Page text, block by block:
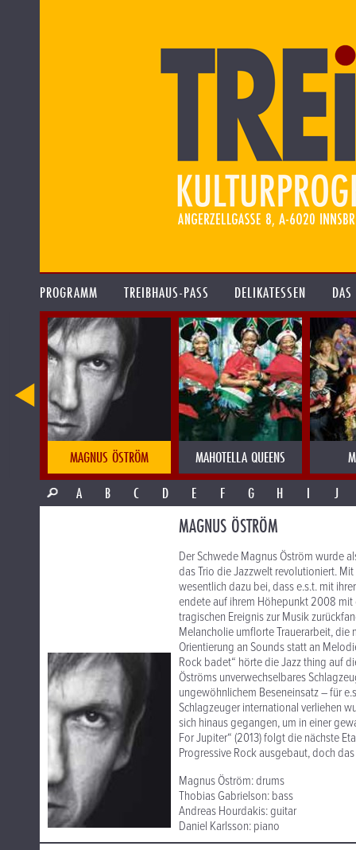
PROGRAMM TREIBHAUS-PASS DELIKATESSEN
MAGNUS ÖSTRÖM MAHOTELLA QUEENS
A
B C D E F G H I J
MAGNUS ÖSTRÖM
Der Schwede Magnus Öström wurde
das Trio die Jazzwelt revolutioniert.
wesentlich dazu bei, dass e.s.t. mit
endete auf ihrem Höhepunkt 2008 mit
tragischen Ereignis zur Musik
Melancholie umflorte Trauerarbeit,
Orientierung an Sounds statt an
Rock badet“ hörte die Jazz thing auf
Öströms unverwechselbares
ungewöhnlichem Beseneinsatz – für
Schlagzeuger international verliehen
sich hinaus gegangen, um in einer
For Jupiter“ (2013) folgt die nächste
Progressive Rock ausgebaut, doch
Magnus Öström: drums
Thobias Gabrielson: bass
Andreas Hourdakis: guitar
Daniel Karlsson: piano